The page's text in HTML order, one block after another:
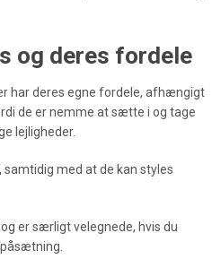
og deres fordele
har deres egne fordele, afhængigt
de er nemme at sætte i og tage
lejligheder.
med at de kan styles
er særligt velegnede, hvis du